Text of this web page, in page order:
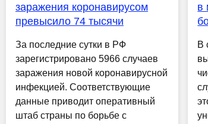
заражения коронавирусом
превысило 74 тысячи
За последние сутки в РФ
зарегистрировано 5966 случаев
заражения новой коронавирусной
инфекцией. Соответствующие
данные приводит оперативный
штаб страны по борьбе с
в
В